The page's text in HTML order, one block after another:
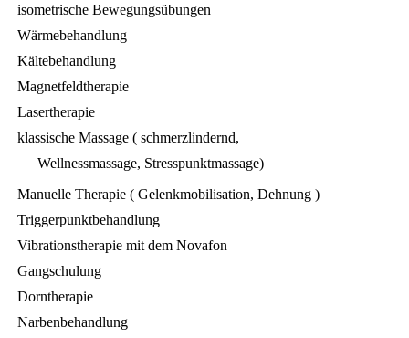
isometrische Bewegungsübungen
Wärmebehandlung
Kältebehandlung
Magnetfeldtherapie
Lasertherapie
klassische Massage ( schmerzlindernd,
Wellnessmassage, Stresspunktmassage)
Manuelle Therapie ( Gelenkmobilisation, Dehnung )
Triggerpunktbehandlung
Vibrationstherapie mit dem Novafon
Gangschulung
Dorntherapie
Narbenbehandlung